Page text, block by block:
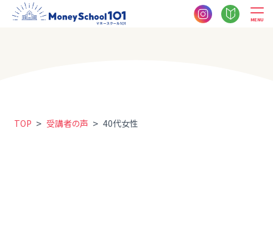
MENU
TOP > 受講者の声 > 40代女性